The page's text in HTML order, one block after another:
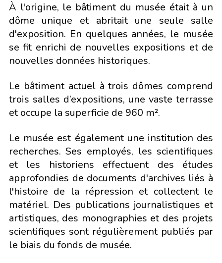
À l'origine, le bâtiment du musée était à un
dôme unique et abritait une seule salle
d'exposition. En quelques années, le musée
se fit enrichi de nouvelles expositions et de
nouvelles données historiques.
Le bâtiment actuel à trois dômes comprend
trois salles d’expositions, une vaste terrasse
et occupe la superficie de 960 m².
Le musée est également une institution des
recherches. Ses employés, les scientifiques
et les historiens effectuent des études
approfondies de documents d'archives liés à
l'histoire de la répression et collectent le
matériel. Des publications journalistiques et
artistiques, des monographies et des projets
scientifiques sont régulièrement publiés par
le biais du fonds de musée.